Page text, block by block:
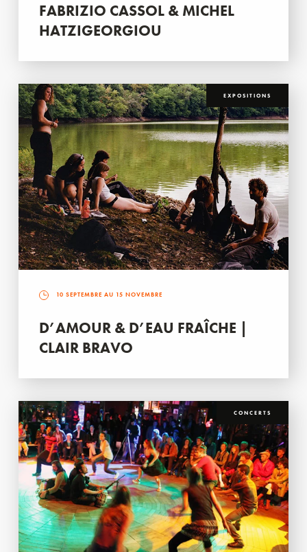
FABRIZIO CASSOL & MICHEL
HATZIGEORGIOU
EXPOSITIONS
10 SEPTEMBRE AU 15 NOVEMBRE
D’AMOUR & D’EAU FRAÎCHE |
CLAIR BRAVO
CONCERTS